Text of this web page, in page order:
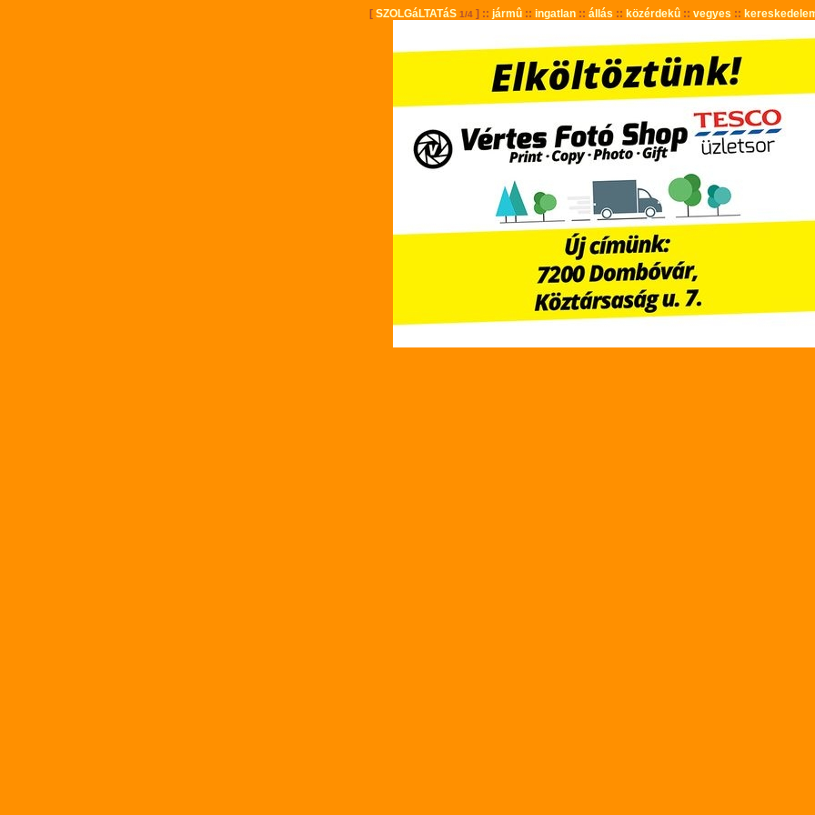
[ SZOLGáLTATáS 1/4] :: jármû:: ingatlan:: állás :: közérdekû:: vegyes ::